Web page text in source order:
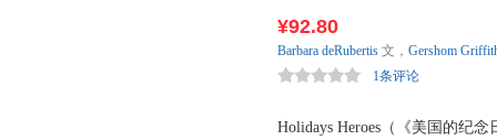
茂，让小学生从历史中学会思
步、和平等驱动社会进步的课
Holidays Heroes（《美国的纪
¥92.80
1条评论
Barbara deRubertis 文， Gershom